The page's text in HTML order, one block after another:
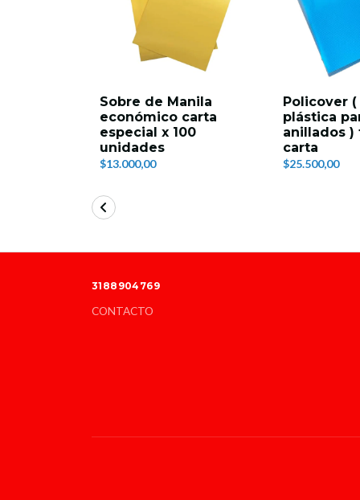
Sobre de Manila
económico carta
especial x 100
unidades
$13.000,00
Policover
plástica
anillados )
carta
$25.500,00
3188904769
CONTACTO